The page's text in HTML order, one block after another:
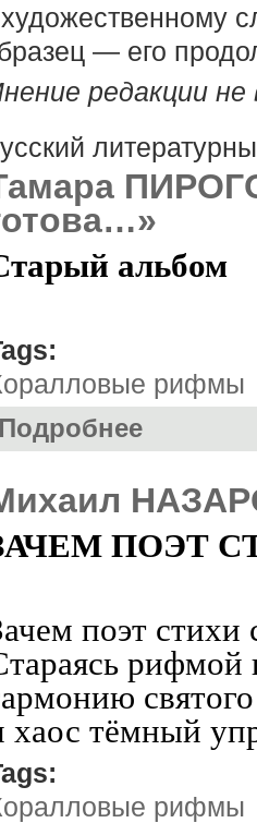
— его
редакции
альбом
рифмы
Подробнее
ПОЭТ
поэт стихи
рифмой
хаос тёмный
рифмы